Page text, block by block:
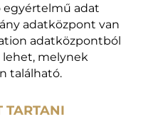
egyértelmű adat
adatközpont van
adatközpontból
lehet, melynek
található.
TARTANI